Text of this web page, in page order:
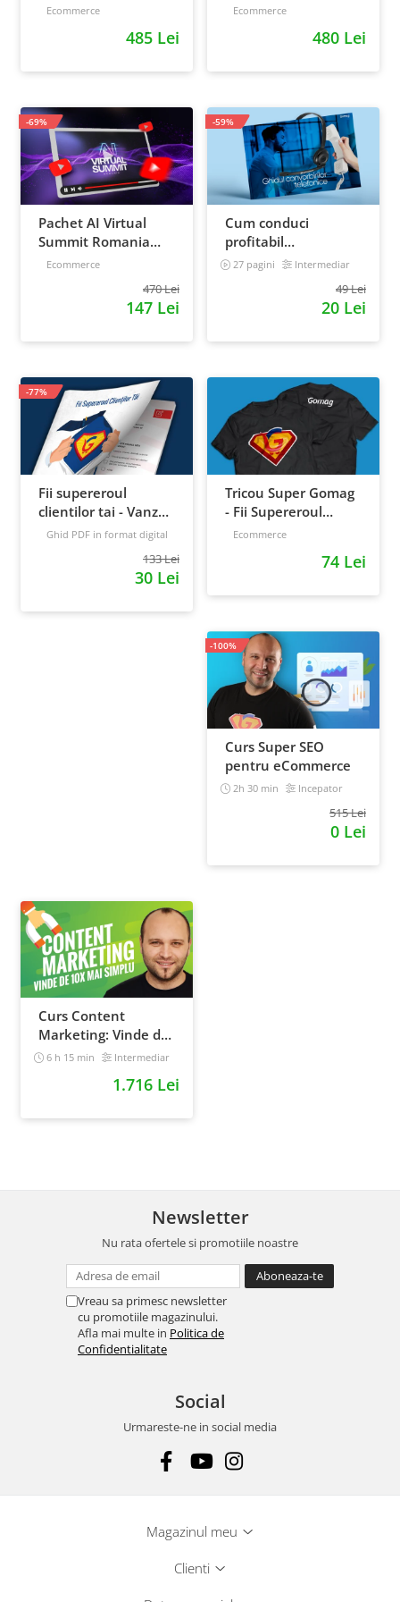
afaceri - de la idee, la
Ecommerce
485 Lei
scalare si loializare:
strategia de business
Ecommerce
480 Lei
Pachet AI Virtual
Summit Romania
2026: inregistrari +
Ecommerce
470 Lei
147 Lei
-69%
Cum conduci
profitabil
convorbirile
27 pagini Intermediar
49 Lei
20 Lei
-59%
Fii supereroul
clientilor tai - Vanzari
pe pilot automat
Ghid PDF in format digital
133 Lei
30 Lei
-77%
Tricou Super Gomag
- Fii Supereroul
Clientilor Tai
Ecommerce
74 Lei
Curs Super SEO
pentru eCommerce
2h 30 min Incepator
515 Lei
0 Lei
-100%
Curs Content
Marketing: Vinde de
10x mai simplu
6 h 15 min Intermediar
1.716 Lei
Newsletter
Nu rata ofertele si promotiile noastre
Vreau sa primesc newsletter
cu promotiile magazinului.
Afla mai multe in Politica de
Confidentialitate
Social
Urmareste-ne in social media
Magazinul meu
Clienti